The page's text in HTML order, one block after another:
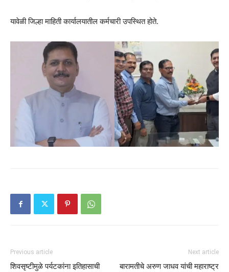
यावेळी जिल्हा माहिती कार्यालयातील कर्मचारी उपस्थित होते.
Previous article
शिवसृष्टीमुळे पर्यटकांना इतिहासाची
Next article
बारामतीचे अरुण जाधव यांची महाराष्ट्र